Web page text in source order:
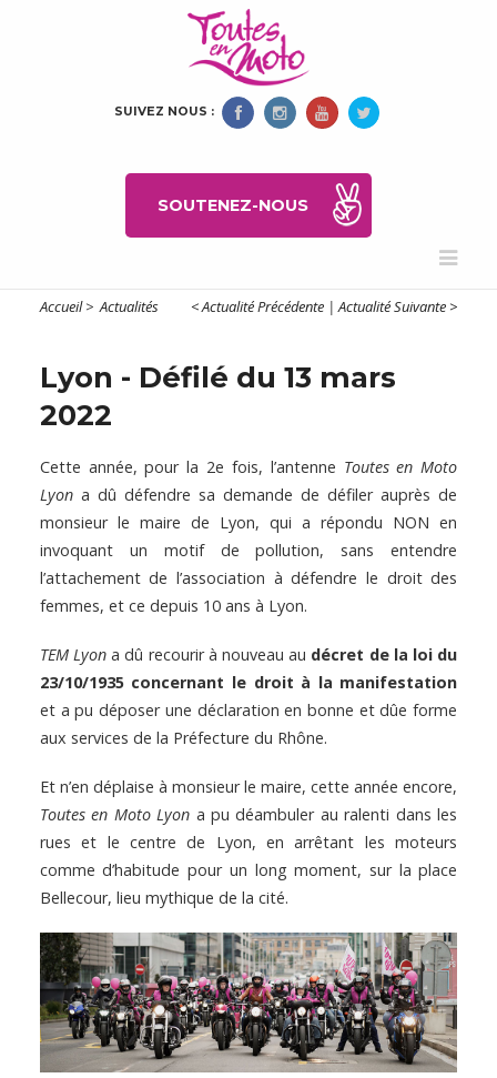
SUIVEZ NOUS :
SOUTENEZ-NOUS
Accueil>Actualités < Actualité Précédente |Actualité Suivante >
Lyon - Défilé du 13 mars
2022
Cette année, pour la 2e fois, l’antenne Toutes en Moto
Lyona dû défendre sa demande de défiler auprès de
monsieur le maire de Lyon, qui a répondu NON en
invoquant un motif de pollution, sans entendre
l’attachement de l’association à défendre le droit des
femmes, et ce depuis 10 ans à Lyon.
TEM Lyon a dû recourir à nouveau au décret de la loi du
23/10/1935 concernant le droit à la manifestation
et a pu déposer une déclaration en bonne et dûe forme
aux services de la Préfecture du Rhône.
Et n’en déplaise à monsieur le maire, cette année encore,
Toutes en Moto Lyon a pu déambuler au ralenti dans les
rues et le centre de Lyon, en arrêtant les moteurs
comme d’habitude pour un long moment, sur la place
Bellecour, lieu mythique de la cité.